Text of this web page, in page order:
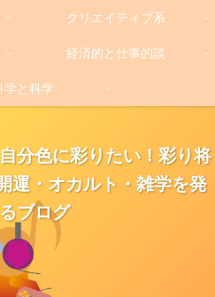
分色に彩りたい！彩り将
運・オカルト・雑学を発
ブログ
クリエイティブ系
経済的と仕事的談
学と科学